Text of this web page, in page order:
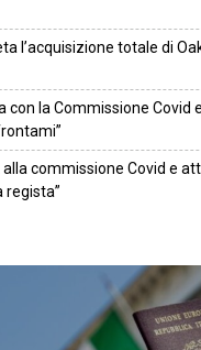
l’acquisizione totale di
con la Commissione Covid
commissione Covid e
regista”